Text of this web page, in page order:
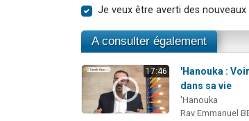
Je veux être averti des
A consulter également
17:46
'Hanouka :
dans sa vie
'Hanouka
Rav Emmanuel